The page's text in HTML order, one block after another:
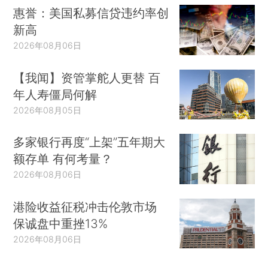
惠誉：美国私募信贷违约率创
新高
2026年08月06日
【我闻】资管掌舵人更替 百
年人寿僵局何解
2026年08月05日
多家银行再度“上架”五年期大
额存单 有何考量？
2026年08月06日
港险收益征税冲击伦敦市场
保诚盘中重挫13%
2026年08月06日